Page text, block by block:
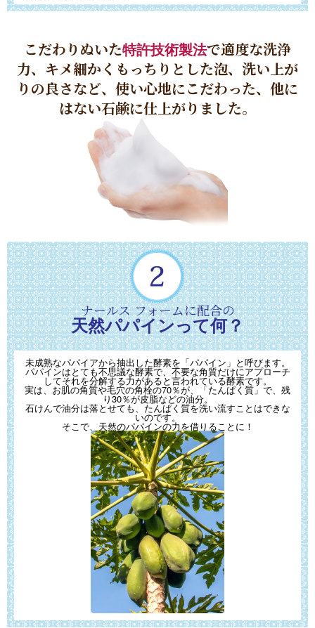
こだわりぬいた特許技術製法で適度な洗浄
力、キメ細かくもっちりとした泡、 洗い上が
りの良さなど、使い心地にこだわった、 他に
はない石鹸に仕上がりました。
ナールス フォームに配合の
天然パパインって何？
未成熟なパパイアから抽出した酵素を「パパイン」と呼びます。
パパインはとても不思議な酵素で、不要な角質だけにアプローチ
してそれを分解する力があると言われている酵素です。
実は、お肌の角質や毛穴の角栓の70％が、「たんぱく質」で、 残
り30％が皮脂などの油分。
石けんで油分は落とせても、たんぱく質を洗い流すことはできな
いのです。
そこで、天然のパパインの力を借りることに！